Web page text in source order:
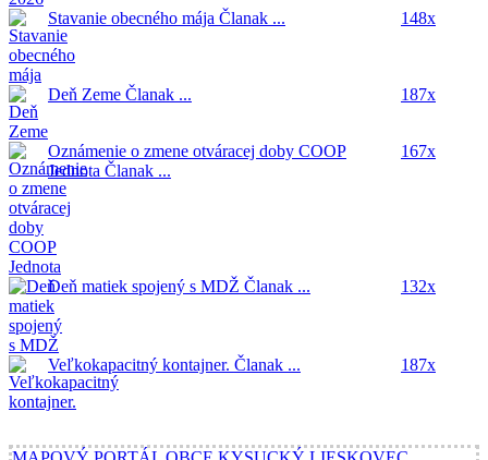
Stavanie obecného mája Članak ... 148x
Deň Zeme Članak ... 187x
Oznámenie o zmene otváracej doby COOP
Jednota Članak ...
167x
Deň matiek spojený s MDŽ Članak ... 132x
Veľkokapacitný kontajner. Članak ... 187x